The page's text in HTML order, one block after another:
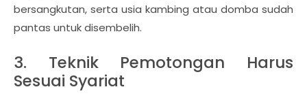
bersangkutan, serta usia kambing atau domba sudah
pantas untuk disembelih.
3. Teknik Pemotongan Harus
Sesuai Syariat